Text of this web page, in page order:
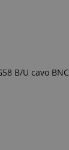
B/U cavo